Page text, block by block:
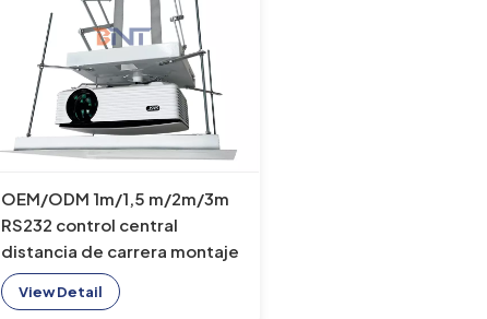
OEM/ODM 1m/1,5 m/2m/3m
RS232 control central
distancia de carrera montaje
de proyector motorizado
montaje de techo oculto
View Detail